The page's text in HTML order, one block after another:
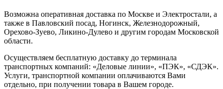
Возможна оперативная доставка по Москве и Электростали, а
также в Павловский посад, Ногинск, Железнодорожный,
Орехово-Зуево, Ликино-Дулево и другим городам Московской
области.
Осуществляем бесплатную доставку до терминала
транспортных компаний: «Деловые линии», «ПЭК», «СДЭК».
Услуги, транспортной компании оплачиваются Вами
отдельно, при получении товара в Вашем городе.